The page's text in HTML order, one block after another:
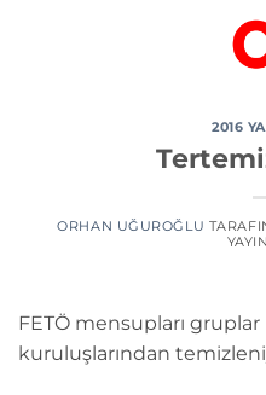
2016
ORHAN UĞUROĞLU
FETÖ mensupları
kuruluşlarından